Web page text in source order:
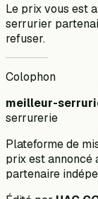
Le prix vous est
serrurier
refuser.
Colophon
meilleur-
serrurerie
Plateforme de
prix est annoncé
partenaire